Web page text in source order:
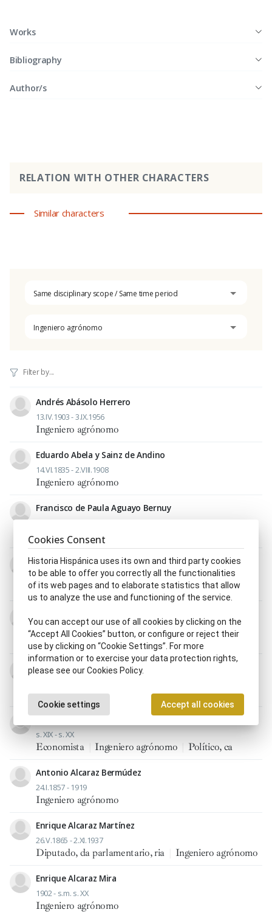
Works
Bibliography
Author/s
RELATION WITH OTHER CHARACTERS
Similar characters
Same disciplinary scope / Same time period
Ingeniero agrónomo
Andrés Abásolo Herrero
13.IV.1903 - 3.IX.1956
Ingeniero agrónomo
Eduardo Abela y Sainz de Andino
14.VI.1835 - 2.VIII.1908
Ingeniero agrónomo
Francisco de Paula Aguayo Bernuy
Ingeniero agrónomo
Enrique Agudo Pavón
24.I.1883 - 30.IV.1960
Ingeniero agrónomo
7.VII.1862 - m. s. XX
Ingeniero agrónomo
José María Albares Subirat
Ingeniero agrónomo
Antonio Albendín Orejón
s. XIX - s. XX
Economista Ingeniero agrónomo Político, ca
Antonio Alcaraz Bermúdez
24.I.1857 - 1919
Ingeniero agrónomo
Enrique Alcaraz Martínez
26.V.1865 - 2.XI.1937
Diputado, da parlamentario, ria Ingeniero agrónomo
Enrique Alcaraz Mira
1902 - s.m. s. XX
Ingeniero agrónomo
Cookies Consent
Historia Hispánica uses its own and third party cookies
to be able to offer you correctly all the functionalities
of its web pages and to elaborate statistics that allow
us to analyze the use and functioning of the service.
You can accept our use of all cookies by clicking on the
“Accept All Cookies” button, or configure or reject their
use by clicking on “Cookie Settings”. For more
information or to exercise your data protection rights,
please see our Cookies Policy.
Cookie settings Accept all cookies